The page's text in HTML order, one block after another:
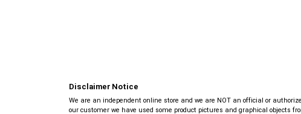
Disclaimer Notice
We are an independent online store and we are NOT an official or
our customer we have used some product pictures and graphical objects